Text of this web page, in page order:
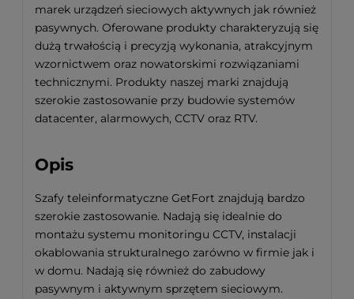
marek urządzeń sieciowych aktywnych jak również
pasywnych. Oferowane produkty charakteryzują się
dużą trwałością i precyzją wykonania, atrakcyjnym
wzornictwem oraz nowatorskimi rozwiązaniami
technicznymi. Produkty naszej marki znajdują
szerokie zastosowanie przy budowie systemów
datacenter, alarmowych, CCTV oraz RTV.
Opis
Szafy teleinformatyczne GetFort znajdują bardzo
szerokie zastosowanie. Nadają się idealnie do
montażu systemu monitoringu CCTV, instalacji
okablowania strukturalnego zarówno w firmie jak i
w domu. Nadają się również do zabudowy
pasywnym i aktywnym sprzętem sieciowym.